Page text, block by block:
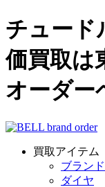
チュード
価買取は
オーダー
買取アイテム
ブラン
ダイヤ